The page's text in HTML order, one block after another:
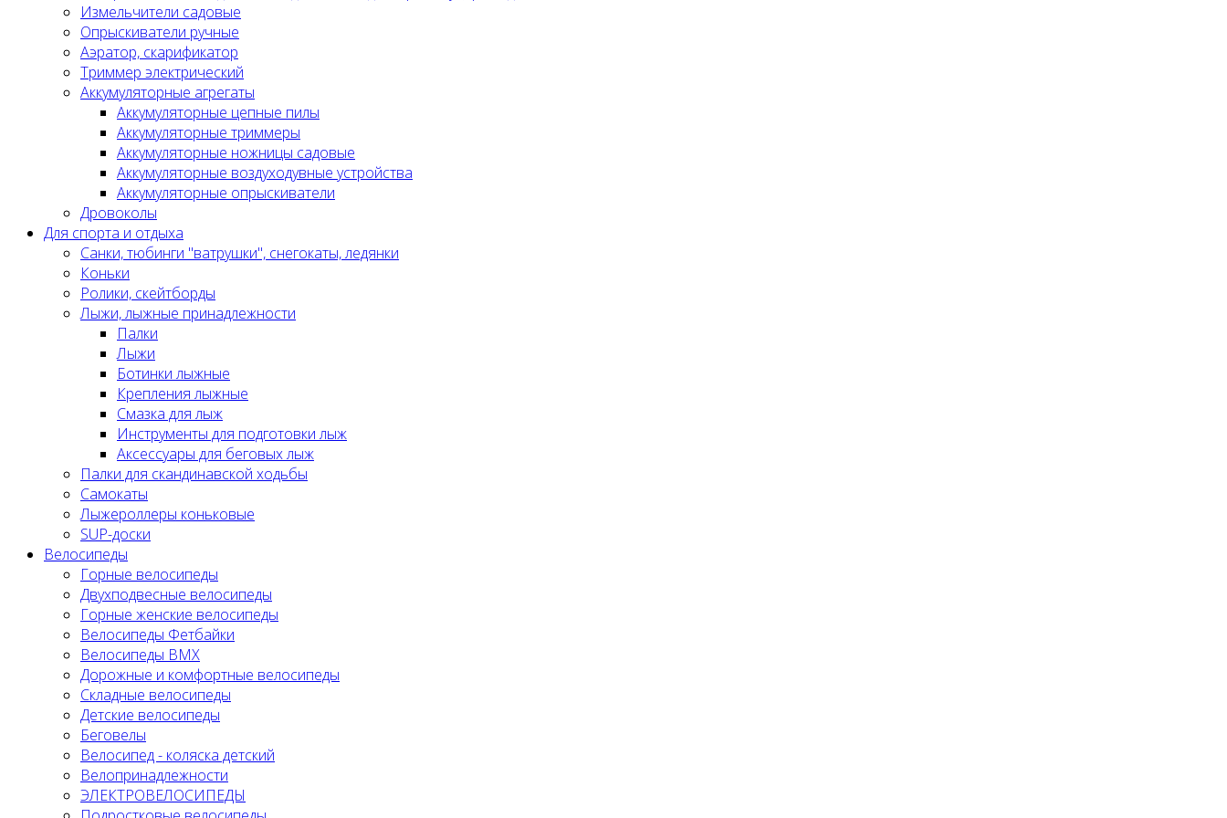
Измельчители садовые
Опрыскиватели ручные
Аэратор, скарификатор
Триммер электрический
Аккумуляторные агрегаты
Аккумуляторные цепные пилы
Аккумуляторные триммеры
Аккумуляторные ножницы садовые
Аккумуляторные воздуходувные устройства
Аккумуляторные опрыскиватели
Дровоколы
Для спорта и отдыха
Санки, тюбинги "ватрушки", снегокаты, ледянки
Коньки
Ролики, скейтборды
Лыжи, лыжные принадлежности
Палки
Лыжи
Ботинки лыжные
Крепления лыжные
Смазка для лыж
Инструменты для подготовки лыж
Аксессуары для беговых лыж
Палки для скандинавской ходьбы
Самокаты
Лыжероллеры коньковые
SUP-доски
Велосипеды
Горные велосипеды
Двухподвесные велосипеды
Горные женские велосипеды
Велосипеды Фетбайки
Велосипеды BMX
Дорожные и комфортные велосипеды
Складные велосипеды
Детские велосипеды
Беговелы
Велосипед - коляска детский
Велопринадлежности
ЭЛЕКТРОВЕЛОСИПЕДЫ